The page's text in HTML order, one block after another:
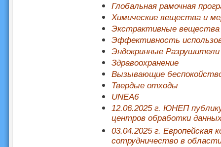
Глобальная рамочная
Химические вещества и
Экстрактивные вещества
Эффективность
Эндокринные Разрушители
Здравоохранение
Вызывающие
Твердые отходы
UNEA6
12.06.2025 г. ЮНЕП
центров обработки
03.04.2025 г.
сотрудничество в